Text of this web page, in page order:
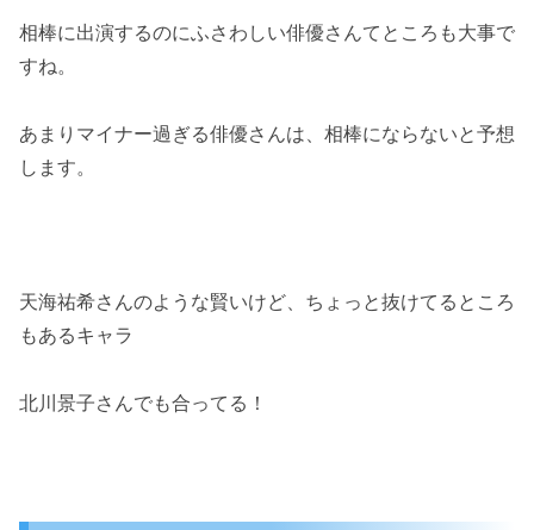
相棒に出演するのにふさわしい俳優さんてところも大事で
すね。
あまりマイナー過ぎる俳優さんは、相棒にならないと予想
します。
天海祐希さんのような賢いけど、ちょっと抜けてるところ
もあるキャラ
北川景子さんでも合ってる！